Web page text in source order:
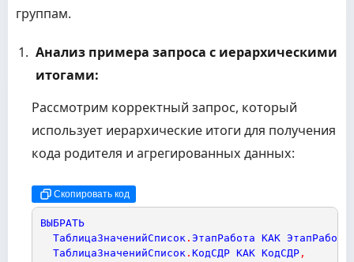
группам.
Анализ примера запроса с иерархическими
итогами:
Рассмотрим корректный запрос, который
использует иерархические итоги для получения
кода родителя и агрегированных данных:
Скопировать код
ВЫБРАТЬ
ТаблицаЗначенийСписок . ЭтапРабота КАК ЭтапРабота
ТаблицаЗначенийСписок . КодСДР КАК КодСДР ,